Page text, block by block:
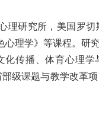
理研究所，美国罗
理学》等课程。研
传播、体育心理学
级课题与教学改革